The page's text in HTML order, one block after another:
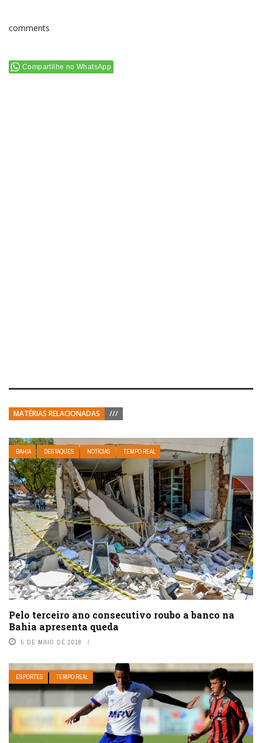
comments
Compartilhe no WhatsApp
MATÉRIAS RELACIONADAS ///
BAHIA DESTAQUES NOTÍCIAS TEMPO REAL
Pelo terceiro ano consecutivo roubo a banco na
Bahia apresenta queda
5 DE MAIO DE 2018
ESPORTES TEMPO REAL